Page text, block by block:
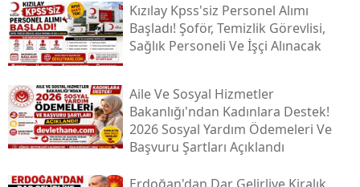
Kızılay Kpss'siz Personel Alımı
Başladı! Şoför, Temizlik Görevlisi,
Sağlık Personeli Ve İşçi Alınacak
Aile Ve Sosyal Hizmetler
Bakanlığı'ndan Kadınlara Destek!
2026 Sosyal Yardım Ödemeleri Ve
Başvuru Şartları Açıklandı
Erdoğan'dan Dar Gelirliye Kiralık